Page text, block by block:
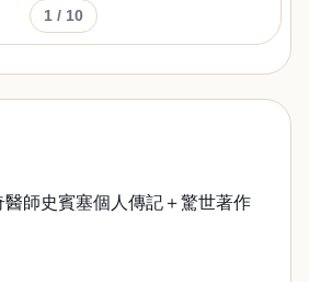
1 / 10
師史賓塞個人傳記＋驚世著作